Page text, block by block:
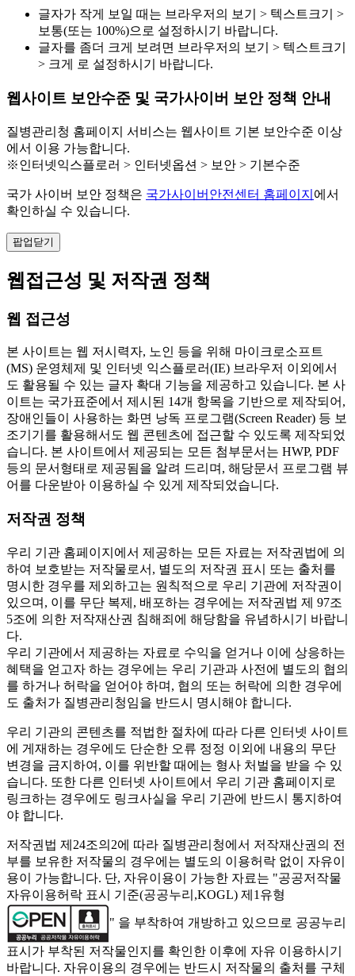
글자가 작게 보일 때는 브라우저의 보기 > 텍스트크기 >
보통(또는 100%)으로 설정하시기 바랍니다.
글자를 좀더 크게 보려면 브라우저의 보기 > 텍스트크기
> 크게 로 설정하시기 바랍니다.
웹사이트 보안수준 및 국가사이버 보안 정책 안내
질병관리청 홈페이지 서비스는 웹사이트 기본 보안수준 이상
에서 이용 가능합니다.
※인터넷익스플로러 > 인터넷옵션 > 보안 > 기본수준
국가 사이버 보안 정책은 국가사이버안전센터 홈페이지 에서
확인하실 수 있습니다.
팝업닫기
웹접근성 및 저작권 정책
웹 접근성
본 사이트는 웹 저시력자, 노인 등을 위해 마이크로소프트
(MS) 운영체제 및 인터넷 익스플로러(IE) 브라우저 이외에서
도 활용될 수 있는 글자 확대 기능을 제공하고 있습니다. 본 사
이트는 국가표준에서 제시된 14개 항목을 기반으로 제작되어,
장애인들이 사용하는 화면 낭독 프로그램(Screen Reader) 등 보
조기기를 활용해서도 웹 콘텐츠에 접근할 수 있도록 제작되었
습니다. 본 사이트에서 제공되는 모든 첨부문서는 HWP, PDF
등의 문서형태로 제공됨을 알려 드리며, 해당문서 프로그램 뷰
어를 다운받아 이용하실 수 있게 제작되었습니다.
저작권 정책
우리 기관 홈페이지에서 제공하는 모든 자료는 저작권법에 의
하여 보호받는 저작물로서, 별도의 저작권 표시 또는 출처를
명시한 경우를 제외하고는 원칙적으로 우리 기관에 저작권이
있으며, 이를 무단 복제, 배포하는 경우에는 저작권법 제 97조
5조에 의한 저작재산권 침해죄에 해당함을 유념하시기 바랍니
다.
우리 기관에서 제공하는 자료로 수익을 얻거나 이에 상응하는
혜택을 얻고자 하는 경우에는 우리 기관과 사전에 별도의 협의
를 하거나 허락을 얻어야 하며, 협의 또는 허락에 의한 경우에
도 출처가 질병관리청임을 반드시 명시해야 합니다.
우리 기관의 콘텐츠를 적법한 절차에 따라 다른 인터넷 사이트
에 게재하는 경우에도 단순한 오류 정정 이외에 내용의 무단
변경을 금지하여, 이를 위반할 때에는 형사 처벌을 받을 수 있
습니다. 또한 다른 인터넷 사이트에서 우리 기관 홈페이지로
링크하는 경우에도 링크사실을 우리 기관에 반드시 통지하여
야 합니다.
저작권법 제24조의2에 따라 질병관리청에서 저작재산권의 전
부를 보유한 저작물의 경우에는 별도의 이용허락 없이 자유이
용이 가능합니다. 단, 자유이용이 가능한 자료는 "공공저작물
자유이용허락 표시 기준(공공누리,KOGL) 제1유형
" 을 부착하여 개방하고 있으므로 공공누리
표시가 부착된 저작물인지를 확인한 이후에 자유 이용하시기
바랍니다. 자유이용의 경우에는 반드시 저작물의 출처를 구체